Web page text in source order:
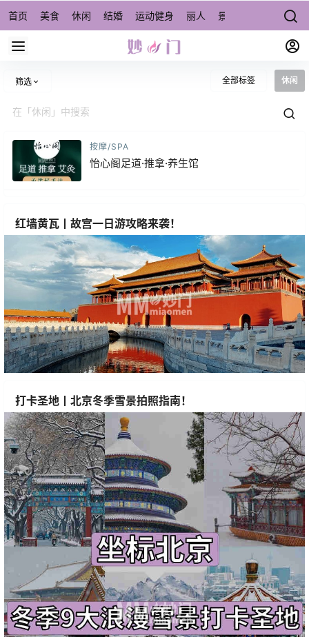
首页 美食 休闲 结婚 运动健身 丽人 景点/周边游 宠物
筛选 全部标签 休闲
按摩/SPA
怡心阁足道·推拿·养生馆
红墙黄瓦丨故宫一日游攻略来袭！
打卡圣地丨北京冬季雪景拍照指南！